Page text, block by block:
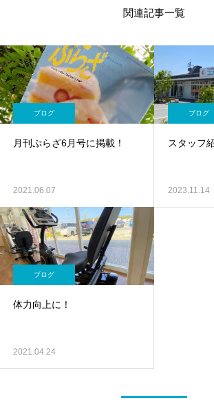
関連記事一覧
ブログ
月刊ぷらざ6月号に掲載！
2021.06.07
ブログ
スタッフ
2023.11.14
ブログ
体力向上に！
2021.04.24